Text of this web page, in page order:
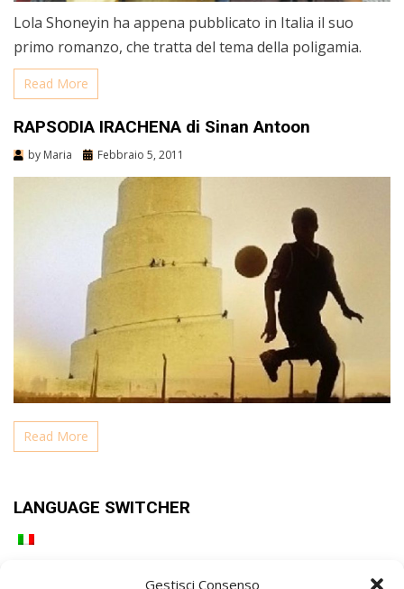
Gestisci Consenso
Lola Shoneyin ha appena pubblicato in Italia il suo
primo romanzo, che tratta del tema della poligamia.
Read More
RAPSODIA IRACHENA di Sinan Antoon
by Maria Febbraio 5, 2011
Read More
LANGUAGE SWITCHER